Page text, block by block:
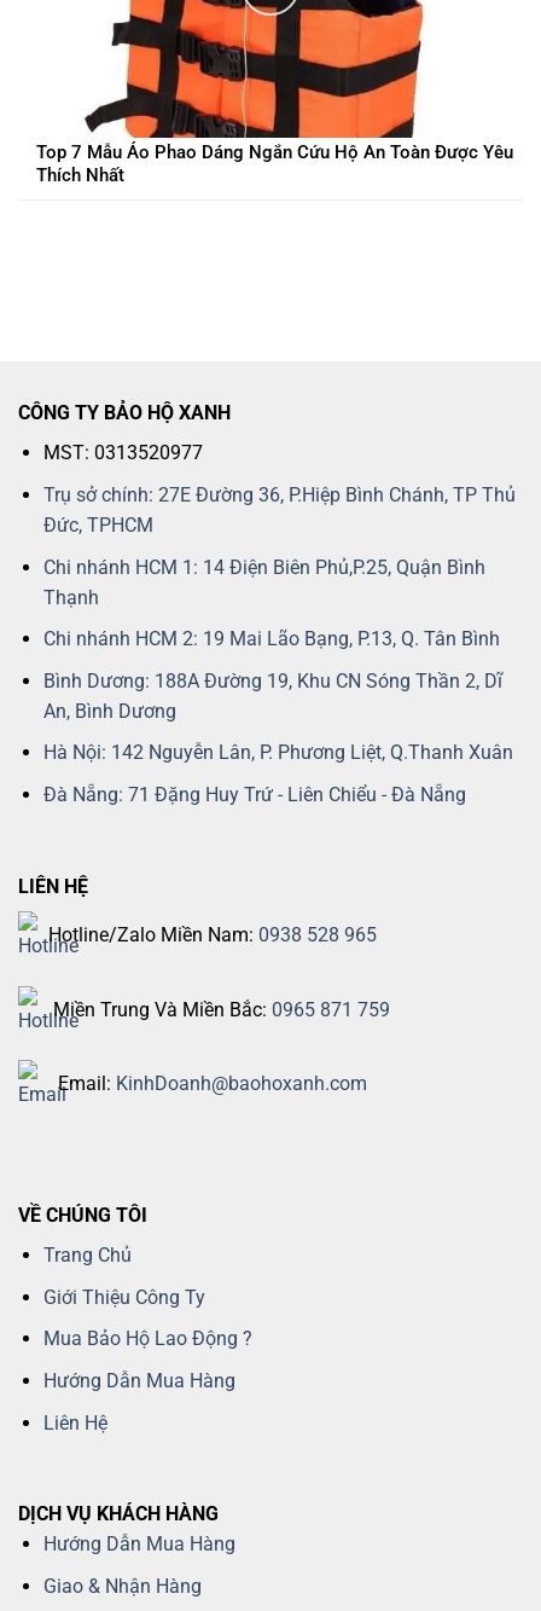
Top 7 Mẫu Áo Phao Dáng Ngắn Cứu Hộ An Toàn Được Yêu
Thích Nhất
CÔNG TY BẢO HỘ XANH
MST: 0313520977
Trụ sở chính: 27E Đường 36, P.Hiệp Bình Chánh, TP Thủ
Đức, TPHCM
Chi nhánh HCM 1: 14 Điện Biên Phủ,P.25, Quận Bình
Thạnh
Chi nhánh HCM 2: 19 Mai Lão Bạng, P.13, Q. Tân Bình
Bình Dương: 188A Đường 19, Khu CN Sóng Thần 2, Dĩ
An, Bình Dương
Hà Nội: 142 Nguyễn Lân, P. Phương Liệt, Q.Thanh Xuân
Đà Nẵng: 71 Đặng Huy Trứ - Liên Chiểu - Đà Nẵng
LIÊN HỆ
Hotline/Zalo Miền Nam: 0938 528 965
Miền Trung Và Miền Bắc: 0965 871 759
Email: KinhDoanh@baohoxanh.com
VỀ CHÚNG TÔI
Trang Chủ
Giới Thiệu Công Ty
Mua Bảo Hộ Lao Động ?
Hướng Dẫn Mua Hàng
Liên Hệ
DỊCH VỤ KHÁCH HÀNG
Hướng Dẫn Mua Hàng
Giao & Nhận Hàng